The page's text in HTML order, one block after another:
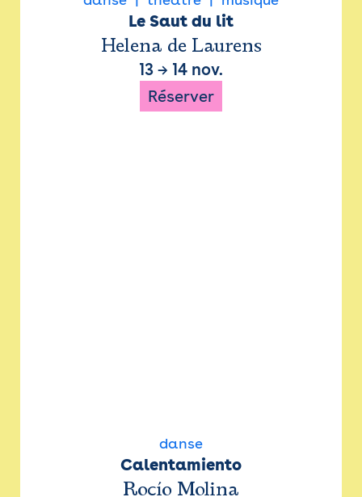
Le Saut du lit
Helena de Laurens
13 → 14 nov.
Réserver
danse
Calentamiento
Rocío Molina